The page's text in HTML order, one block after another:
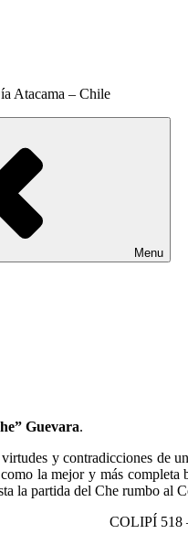
Atacama – Chile
Menu
Guevara.
y contradicciones de
como la mejor y más completa
la partida del Che rumbo al
COLIPÍ 518